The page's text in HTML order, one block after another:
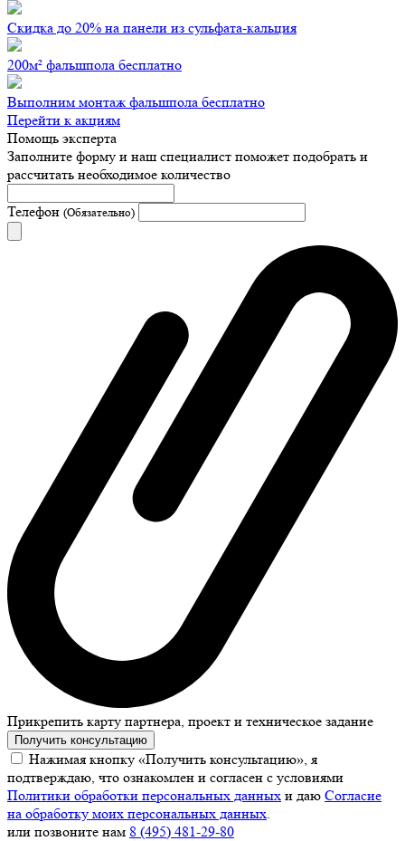
Скидка до 20% на панели из сульфата-кальция
200м² фальшпола бесплатно
Выполним монтаж фальшпола бесплатно
Перейти к акциям
Помощь эксперта
Заполните форму и наш специалист поможет подобрать и
рассчитать необходимое количество
Телефон (Обязательно)
Прикрепить карту партнера, проект и техническое задание
Получить консультацию
Нажимая кнопку «Получить консультацию», я
подтверждаю, что ознакомлен и согласен с условиями
Политики обработки персональных данных и даю Согласие
на обработку моих персональных данных
или позвоните нам 8 (495) 481-29-80